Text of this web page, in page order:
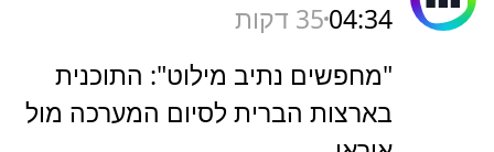
04:3435 דקות
"מחפשים נתיב מילוט": התוכנית
בארצות הברית לסיום המערכה מול